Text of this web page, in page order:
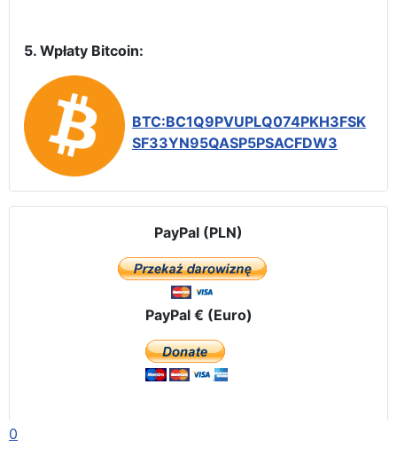
0
5. Wpłaty Bitcoin:
BTC:BC1Q9PVUPLQ074PKH3FSK
SF33YN95QASP5PSACFDW3
PayPal (PLN)
PayPal € (Euro)